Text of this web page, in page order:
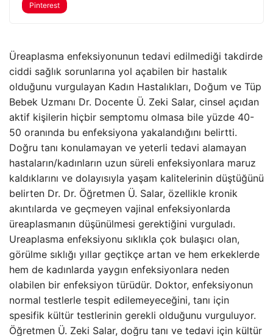
Pinterest
Üreaplasma enfeksiyonunun tedavi edilmediği takdirde
ciddi sağlık sorunlarına yol açabilen bir hastalık
olduğunu vurgulayan Kadın Hastalıkları, Doğum ve Tüp
Bebek Uzmanı Dr. Docente Ü. Zeki Salar, cinsel açıdan
aktif kişilerin hiçbir semptomu olmasa bile yüzde 40-
50 oranında bu enfeksiyona yakalandığını belirtti.
Doğru tanı konulamayan ve yeterli tedavi alamayan
hastaların/kadınların uzun süreli enfeksiyonlara maruz
kaldıklarını ve dolayısıyla yaşam kalitelerinin düştüğünü
belirten Dr. Dr. Öğretmen Ü. Salar, özellikle kronik
akıntılarda ve geçmeyen vajinal enfeksiyonlarda
üreaplasmanın düşünülmesi gerektiğini vurguladı.
Ureaplasma enfeksiyonu sıklıkla çok bulaşıcı olan,
görülme sıklığı yıllar geçtikçe artan ve hem erkeklerde
hem de kadınlarda yaygın enfeksiyonlara neden
olabilen bir enfeksiyon türüdür. Doktor, enfeksiyonun
normal testlerle tespit edilemeyeceğini, tanı için
spesifik kültür testlerinin gerekli olduğunu vurguluyor.
Öğretmen Ü. Zeki Salar, doğru tanı ve tedavi için kültür